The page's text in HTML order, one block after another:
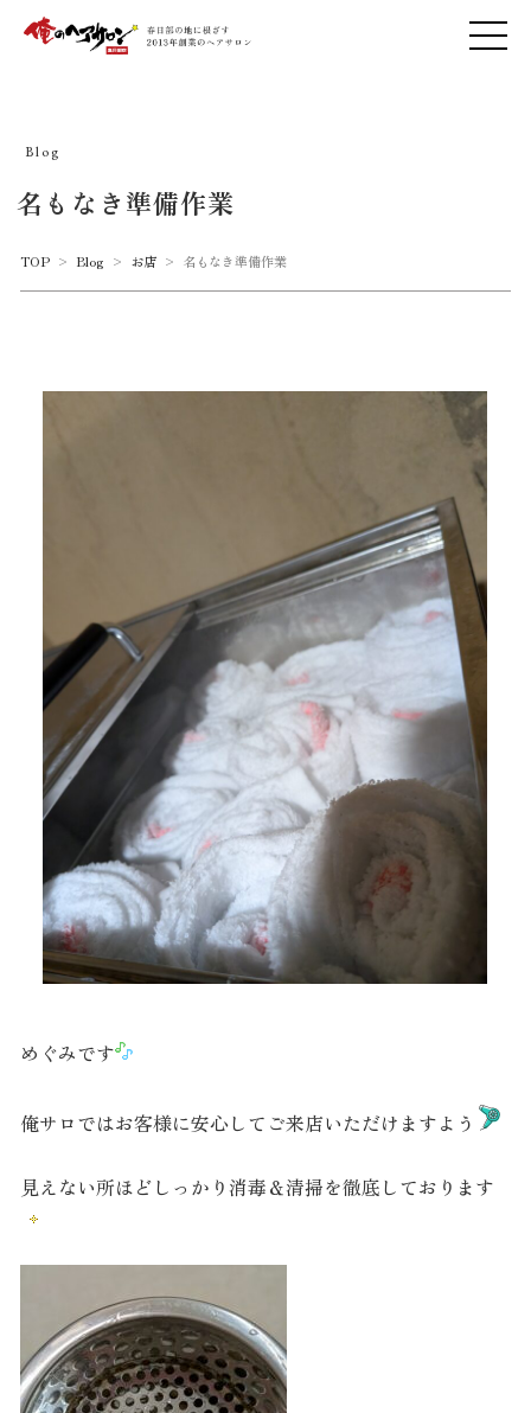
Blog
名もなき準備作業
TOP > Blog > お店 > 名もなき準備作業
めぐみです
俺サロではお客様に安心してご来店いただけますよう
見えない所ほどしっかり消毒＆清掃を徹底しております